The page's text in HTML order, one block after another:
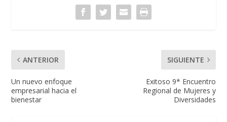
ANTERIOR
Un nuevo enfoque
empresarial hacia el
bienestar
SIGUIENTE
Exitoso 9* Encuentro
Regional de Mujeres y
Diversidades